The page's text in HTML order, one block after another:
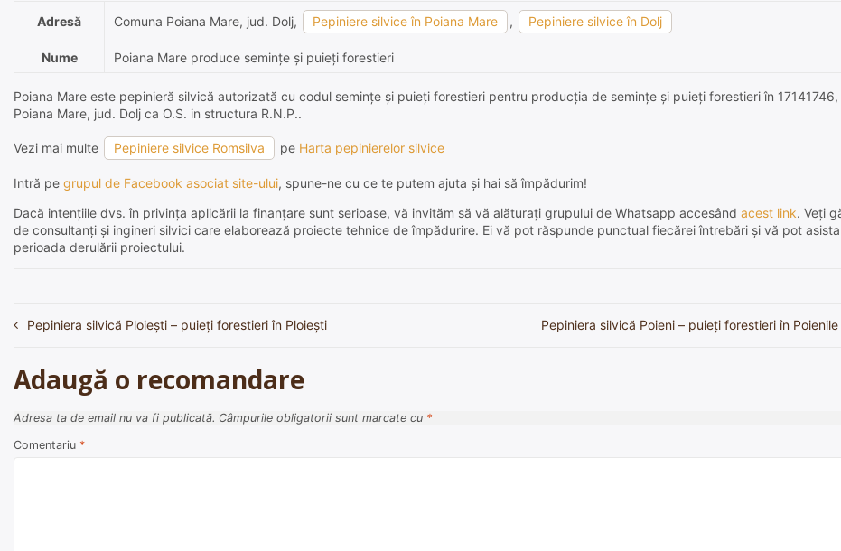
Adresă Comuna Poiana Mare, jud. Dolj, Pepiniere silvice în Poiana Mare , Pepiniere silvice în Dolj
Nume Poiana Mare produce semințe și puieți forestieri
Poiana Mare este pepinieră silvică autorizată cu codul semințe și puieți forestieri pentru producția de semințe și puieți forestieri în 17141746,
Poiana Mare, jud. Dolj ca O.S. in structura R.N.P..
Vezi mai multe Pepiniere silvice Romsilva pe Harta pepinierelor silvice
Intră pe grupul de Facebook asociat site-ului, spune-ne cu ce te putem ajuta și hai să împădurim!
Dacă intențiile dvs. în privința aplicării la finanțare sunt serioase, vă invităm să vă alăturați grupului de Whatsapp accesând acest link. Veți
de consultanți și ingineri silvici care elaborează proiecte tehnice de împădurire. Ei vă pot răspunde punctual fiecărei întrebări și vă pot
perioada derulării proiectului.
Navigare
articole
Pepiniera silvică Ploieşti – puieți forestieri în Ploieşti Pepiniera silvică Poieni – puieți forestieri în
Adaugă o recomandare
Adresa ta de email nu va fi publicată. Câmpurile obligatorii sunt marcate cu *
Comentariu *